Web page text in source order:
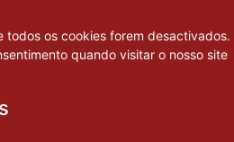
os cookies forem desactivados.
quando visitar o nosso site